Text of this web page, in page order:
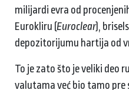
milijardi evra od
Eurokliru (Euroclear),
depozitorijumu hartija od
To je zato što je veliki deo
valutama već bio tamo pre